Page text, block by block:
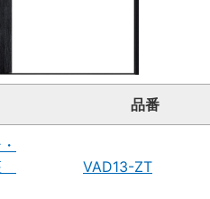
品番
VAD13-ZT